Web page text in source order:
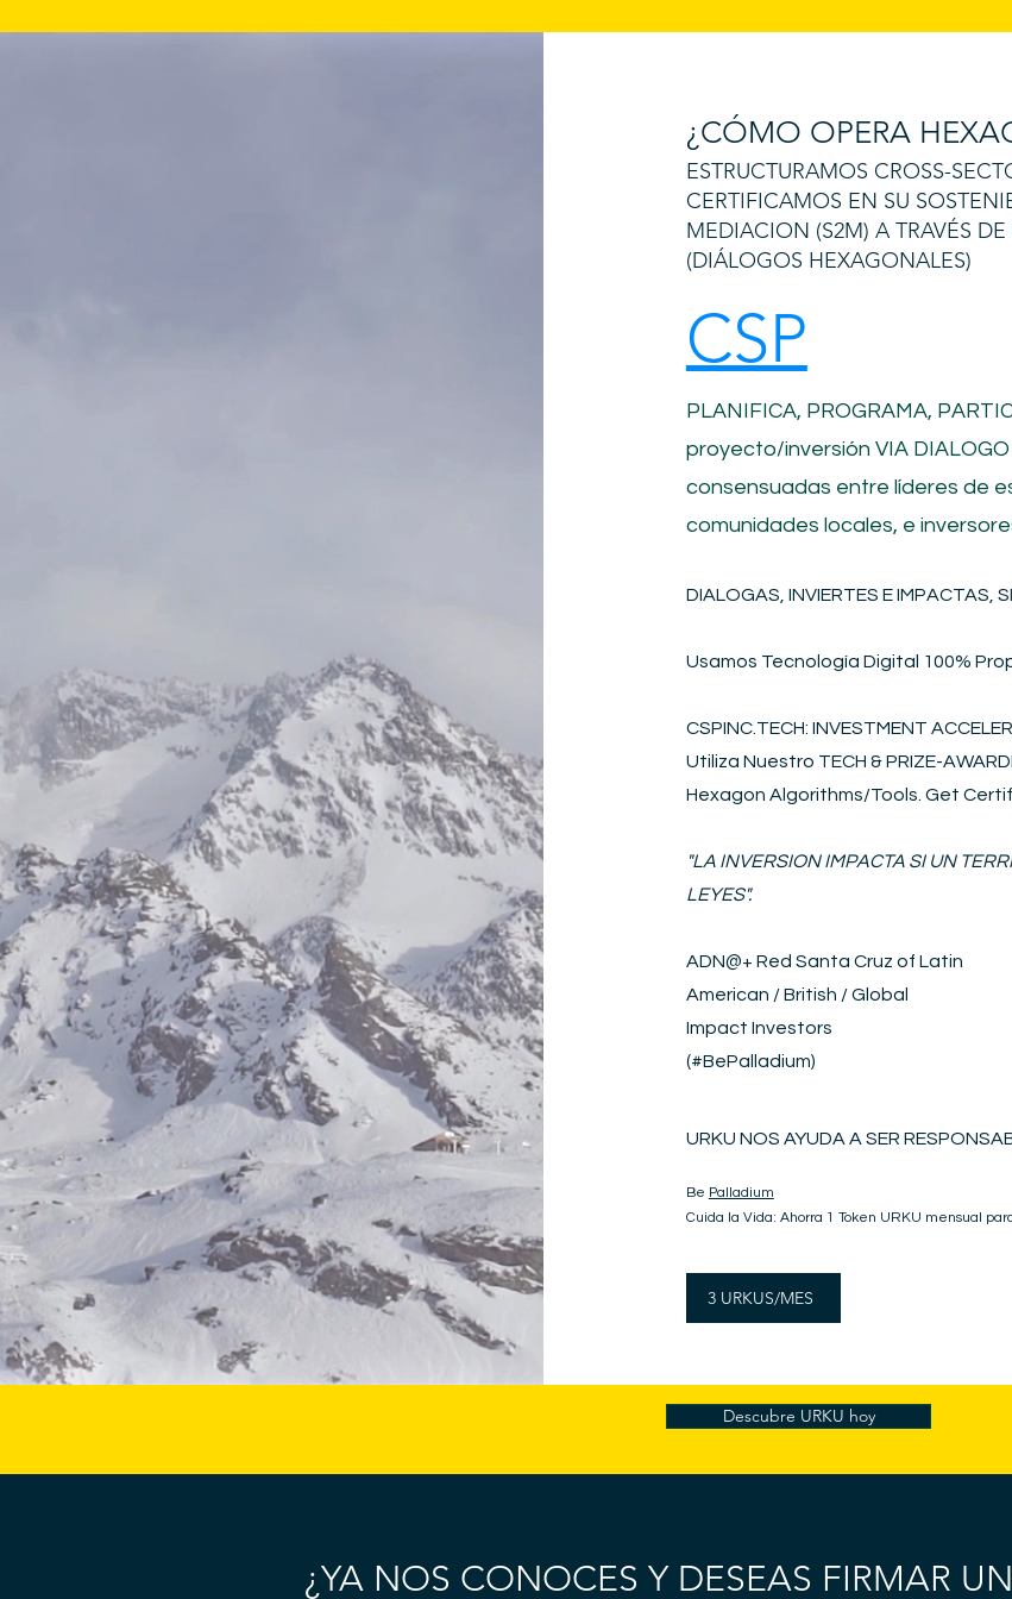
¿CÓMO OPERA
ESTRUCTURAMOS CROSS-
CERTIFICAMOS EN SU
MEDIACION (S2M) A TRAVÉS
(DIÁLOGOS HEXAGONALES)
CSP
PLANIFICA, PROGRAMA,
proyecto/inversión VIA
consensuadas entre líderes de
comunidades locales, e
DIALOGAS, INVIERTES E IMPACTAS,
Usamos Tecnología Digital 100%
CSPINC.TECH: INVESTMENT
Utiliza Nuestro TECH & PRIZE-
Hexagon Algorithms/Tools. Get
"LA INVERSION IMPACTA SI UN
LEYES".
ADN@+ Red Santa Cruz of Latin
American / British / Global
Impact Investors
(#BePalladium)​
URKU NOS AYUDA A SER
Be Palladium
Cuida la Vida: Ahorra 1 Token URKU mensual
3 URKUS/MES
Descubre URKU hoy
¿YA NOS CONOCES Y DESEAS FIRMAR